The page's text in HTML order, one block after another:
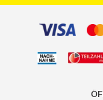
Stromprüfer.
Um sehr kleine
Schraubenzieher